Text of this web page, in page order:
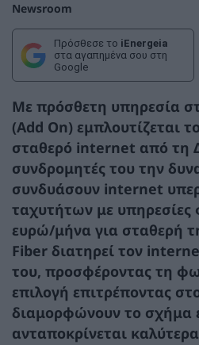
Newsroom
Πρόσθεσε το iEnergeia
στα αγαπημένα σου στη
Google
Με πρόσθετη υπηρεσία
(Add On) εμπλουτίζεται
σταθερό internet από τη
συνδρομητές του την
συνδυάσουν internet
ταχυτήτων με
ευρώ/μήνα για σταθερή
Fiber διατηρεί τον
του, προσφέροντας τη
επιλογή επιτρέποντας
διαμορφώνουν το σχήμα
ανταποκρίνεται